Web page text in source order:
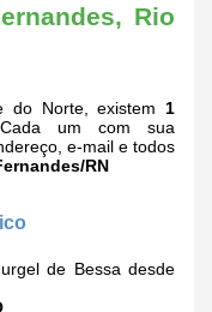
Rio
do Norte, existem 1
um com sua
e-mail e todos
RN
de Bessa desde